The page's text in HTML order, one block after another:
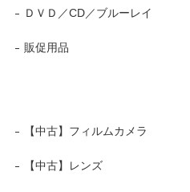
ＤＶＤ／CD／ブルーレイ
販促用品
【中古】フィルムカメラ
【中古】レンズ